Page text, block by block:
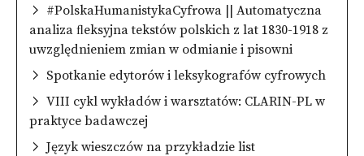
#PolskaHumanistykaCyfrowa || Automatyczna
analiza ﬂeksyjna tekstów polskich z lat 1830-1918 z
uwzględnieniem zmian w odmianie i pisowni
Spotkanie edytorów i leksykografów cyfrowych
VIII cykl wykładów i warsztatów: CLARIN-PL w
praktyce badawczej
Język wieszczów na przykładzie list